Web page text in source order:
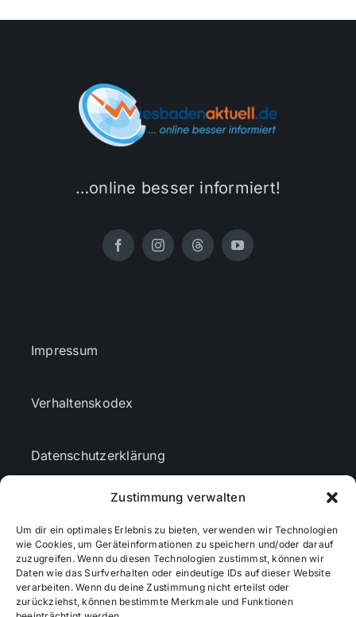
Zustimmung verwalten
Um dir ein optimales Erlebnis zu bieten, verwenden wir Technologien
wie Cookies, um Geräteinformationen zu speichern und/oder darauf
zuzugreifen. Wenn du diesen Technologien zustimmst, können wir
Daten wie das Surfverhalten oder eindeutige IDs auf dieser Website
verarbeiten. Wenn du deine Zustimmung nicht erteilst oder
zurückziehst, können bestimmte Merkmale und Funktionen
…online besser informiert!
Impressum
Verhaltenskodex
Datenschutzerklärung
Cookie-Richtlinie (EU)
Mediendaten